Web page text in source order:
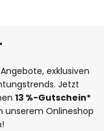
exklusiven
Jetzt
13 %-Gutschein*
unserem Onlineshop